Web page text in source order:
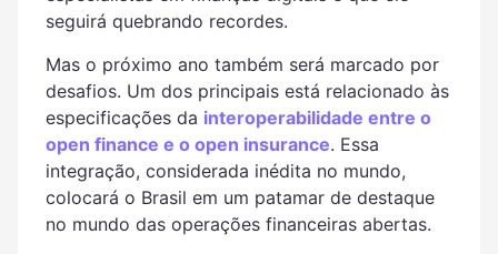
seguirá quebrando recordes.
Mas o próximo ano também será marcado por
desafios. Um dos principais está relacionado às
especificações da interoperabilidade entre o
open finance e o open insurance. Essa
integração, considerada inédita no mundo,
colocará o Brasil em um patamar de destaque
no mundo das operações financeiras abertas.